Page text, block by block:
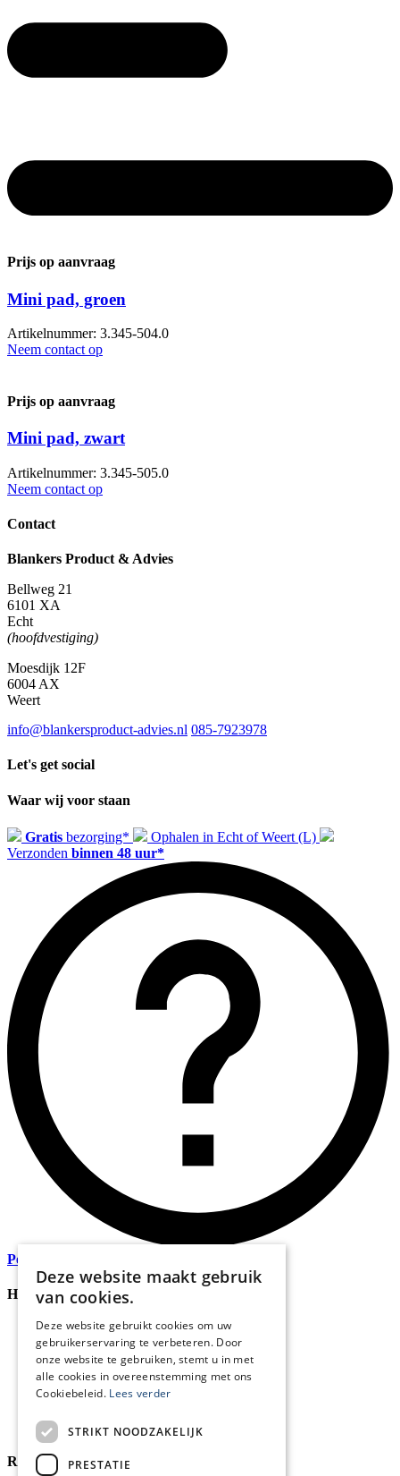
Prijs op aanvraag
Mini pad, groen
Artikelnummer: 3.345-504.0
Neem contact op
Prijs op aanvraag
Mini pad, zwart
Artikelnummer: 3.345-505.0
Neem contact op
Contact
Blankers Product & Advies
Bellweg 21
6101 XA
Echt
(hoofdvestiging)
Moesdijk 12F
6004 AX
Weert
info@blankersproduct-advies.nl 085-7923978
Let's get social
Waar wij voor staan
Gratis bezorging*
Ophalen in Echt of Weert (L)
Verzonden binnen 48 uur*
Persoonlijk
Handige Links
Home
Klantenservice
Over ons
Blog
Privacyverklaring
Cookies
Reviewmerk
Deze website maakt gebruik
van cookies.
Deze website gebruikt cookies om uw
gebruikerservaring te verbeteren. Door
onze website te gebruiken, stemt u in met
alle cookies in overeenstemming met ons
Cookiebeleid. Lees verder
STRIKT NOODZAKELIJK
PRESTATIE